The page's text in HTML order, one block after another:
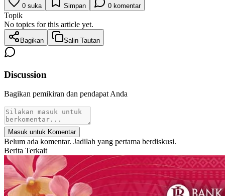
0 suka Simpan 0 komentar
Topik
No topics for this article yet.
Bagikan Salin Tautan
Discussion
Bagikan pemikiran dan pendapat Anda
Masuk untuk Komentar
Belum ada komentar. Jadilah yang pertama berdiskusi.
Berita Terkait